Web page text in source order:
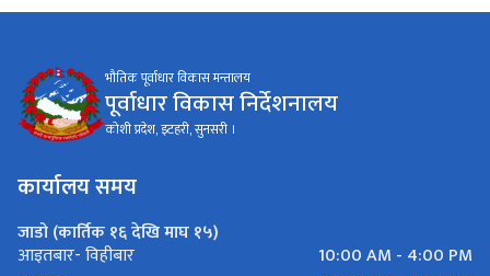
भौतिक पूर्वाधार विकास मन्तालय
पूर्वाधार विकास निर्देशनालय
कोशी प्रदेश, इटहरी, सुनसरी ।
कार्यालय समय
जाडो (कार्तिक १६ देखि माघ १५)
आइतबार- विहीबार
10:00 AM - 4:00 PM